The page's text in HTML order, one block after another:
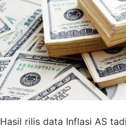
Hasil rilis data Inflasi AS